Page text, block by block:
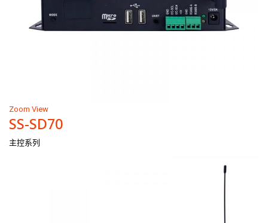
Zoom View
SS-SD70
主控系列